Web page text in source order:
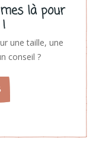
là pour
une taille, une
conseil ?